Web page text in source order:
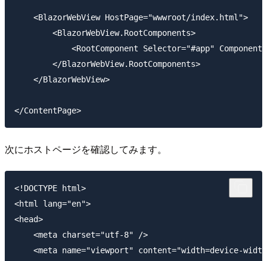
    <BlazorWebView HostPage="wwwroot/index.html">
        <BlazorWebView.RootComponents>
<RootComponent Selector="#app"
        </BlazorWebView.RootComponents>
    </BlazorWebView>
次にホストページを確認してみます。
<!DOCTYPE html>
<html lang="en">
<head>
    <meta charset="utf-8" />
<meta name="viewport" content="width=device-